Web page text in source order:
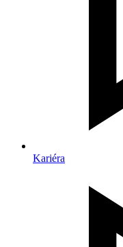
Kariéra